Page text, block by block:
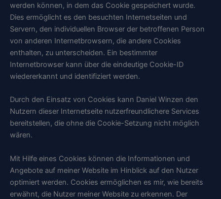
werden können, in dem das Cookie gespeichert wurde.
Dies ermöglicht es den besuchten Internetseiten und
Servern, den individuellen Browser der betroffenen Person
von anderen Internetbrowsern, die andere Cookies
enthalten, zu unterscheiden. Ein bestimmter
Internetbrowser kann über die eindeutige Cookie-ID
wiedererkannt und identifiziert werden.
Durch den Einsatz von Cookies kann Daniel Winzen den
Nutzern dieser Internetseite nutzerfreundlichere Services
bereitstellen, die ohne die Cookie-Setzung nicht möglich
wären.
Mit Hilfe eines Cookies können die Informationen und
Angebote auf meiner Website im Hinblick auf den Nutzer
optimiert werden. Cookies ermöglichen es mir, wie bereits
erwähnt, die Nutzer meiner Website zu erkennen. Der